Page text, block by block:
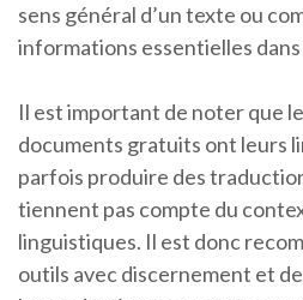
sens général d’un texte ou
informations essentielles
Il est important de noter que
documents gratuits ont leurs
parfois produire des
tiennent pas compte du
linguistiques. Il est donc
outils avec discernement et